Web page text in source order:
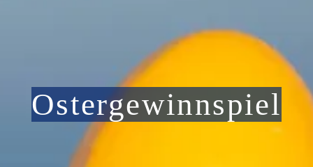
Ostergewinnspiel